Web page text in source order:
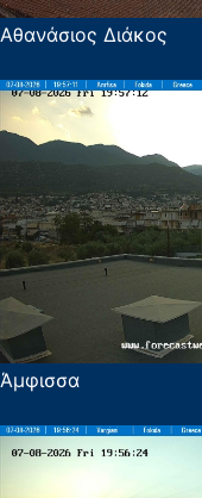
Αθανάσιος Διάκος
Άμφισσα